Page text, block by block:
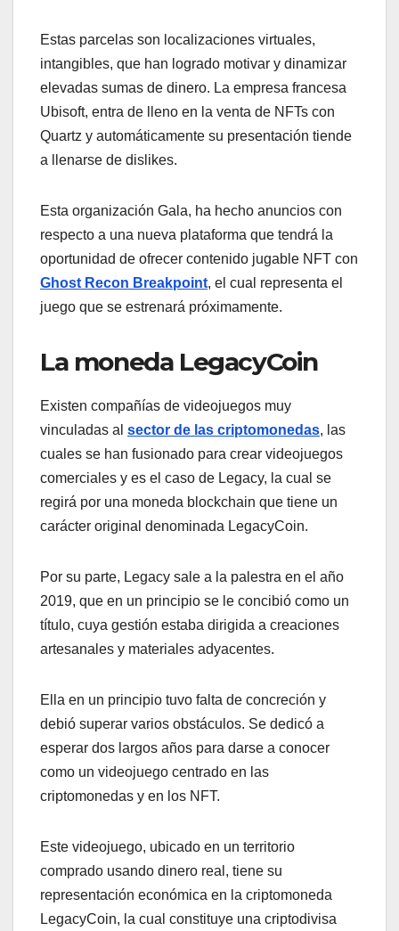
Estas parcelas son localizaciones virtuales,
intangibles, que han logrado motivar y dinamizar
elevadas sumas de dinero. La empresa francesa
Ubisoft, entra de lleno en la venta de NFTs con
Quartz y automáticamente su presentación tiende
a llenarse de dislikes.
Esta organización Gala, ha hecho anuncios con
respecto a una nueva plataforma que tendrá la
oportunidad de ofrecer contenido jugable NFT con
Ghost Recon Breakpoint, el cual representa el
juego que se estrenará próximamente.
La moneda LegacyCoin
Existen compañías de videojuegos muy
vinculadas al sector de las criptomonedas, las
cuales se han fusionado para crear videojuegos
comerciales y es el caso de Legacy, la cual se
regirá por una moneda blockchain que tiene un
carácter original denominada LegacyCoin.
Por su parte, Legacy sale a la palestra en el año
2019, que en un principio se le concibió como un
título, cuya gestión estaba dirigida a creaciones
artesanales y materiales adyacentes.
Ella en un principio tuvo falta de concreción y
debió superar varios obstáculos. Se dedicó a
esperar dos largos años para darse a conocer
como un videojuego centrado en las
criptomonedas y en los NFT.
Este videojuego, ubicado en un territorio
comprado usando dinero real, tiene su
representación económica en la criptomoneda
LegacyCoin, la cual constituye una criptodivisa